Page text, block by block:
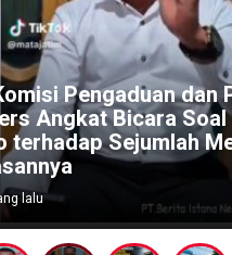
Headline
Pengaduan Warga
Diminta Segera
Judi di Pucangsari
1 bulan yang lalu